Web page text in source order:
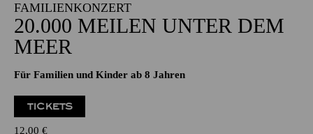
FAMILIENKONZERT
20.000 MEILEN UNTER DEM
MEER
Für Familien und Kinder ab 8 Jahren
TICKETS
12,00 €